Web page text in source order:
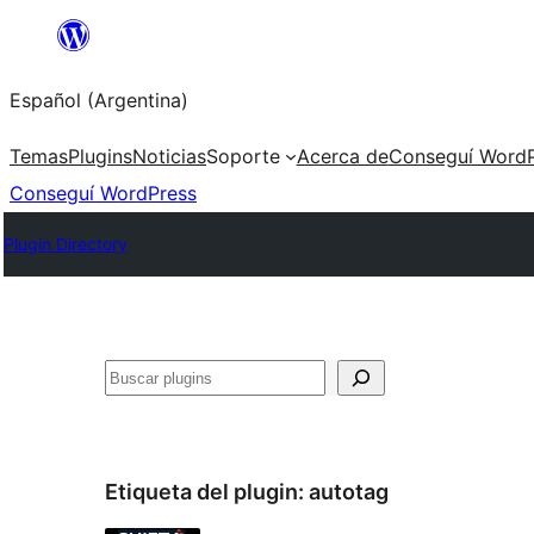
Saltar
contenido
Español (Argentina)
TemasPluginsNoticiasSoporte Acerca deConseguí
Conseguí WordPress
Plugin Directory
Buscar
Etiqueta del plugin: autotag